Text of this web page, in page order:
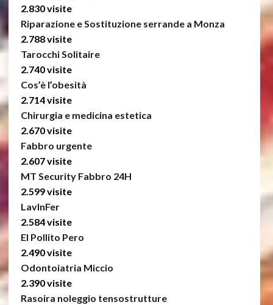
2.830 visite
Riparazione e Sostituzione serrande a Monza
2.788 visite
Tarocchi Solitaire
2.740 visite
Cos’è l’obesità
2.714 visite
Chirurgia e medicina estetica
2.670 visite
Fabbro urgente
2.607 visite
MT Security Fabbro 24H
2.599 visite
LavInFer
2.584 visite
El Pollito Pero
2.490 visite
Odontoiatria Miccio
2.390 visite
Rasoira noleggio tensostrutture